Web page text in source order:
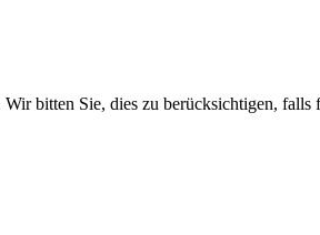
bitten Sie, dies zu berücksichtigen, falls